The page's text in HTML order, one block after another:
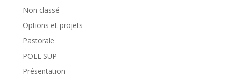
Non classé
Options et projets
Pastorale
POLE SUP
Présentation